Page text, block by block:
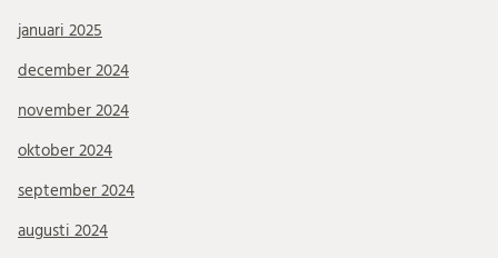
januari 2025
december 2024
november 2024
oktober 2024
september 2024
augusti 2024